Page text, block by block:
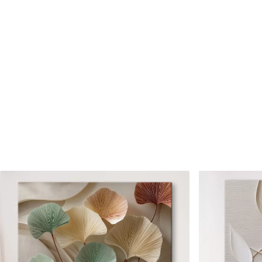
✓
✓Biztonságos, szagtalan tinta
✗ Vászonhatású felület
✗Környezetbarát anyag
✓
✓ Biztonságos,
✓ Vászonhatású felület
✗ Környezetbarát anyag